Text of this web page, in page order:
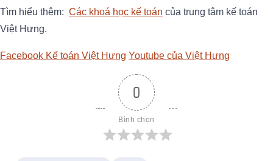
Tìm hiểu thêm: Các khoá học kế toán của trung tâm kế toán
Việt Hưng.
Facebook Kế toán Việt Hưng Youtube của Việt Hưng
0
Bình chọn